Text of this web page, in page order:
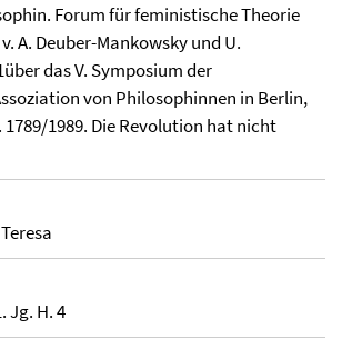
Forum für feministische Theorie
A. Deuber-Mankowsky und U.
das V. Symposium der
von Philosophinnen in Berlin,
1789/1989. Die Revolution hat nicht
Jg. H. 4